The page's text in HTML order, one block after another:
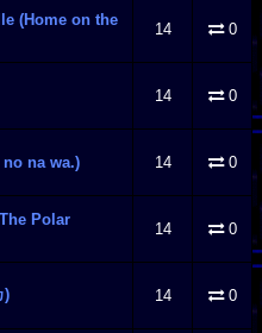
(Home on the
14 0
14 0
na wa.) 14 0
Polar
14 0
) 14 0